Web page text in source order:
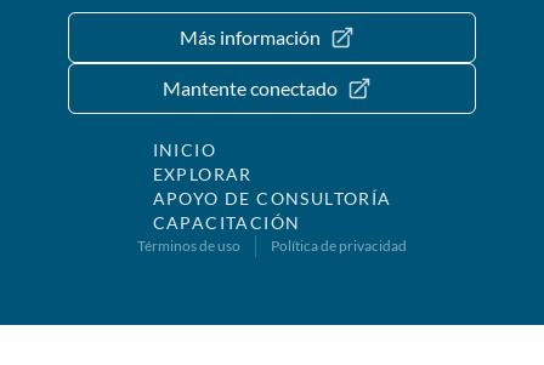
Más información
Mantente conectado
INICIO
EXPLORAR
APOYO DE CONSULTORÍA
CAPACITACIÓN
Términos de uso Política de privacidad